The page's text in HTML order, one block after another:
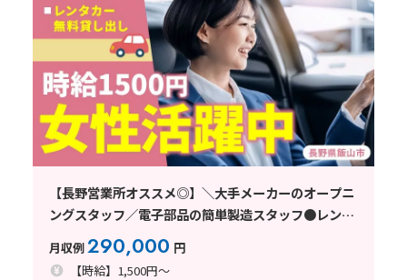
【長野営業所オススメ◎】＼大手メーカーのオープニ
ングスタッフ／電子部品の簡単製造スタッフ●レンタ
カー無料貸出●50代活躍中！●長野県飯山市
月収例290,000 円
【時給】1,500円～